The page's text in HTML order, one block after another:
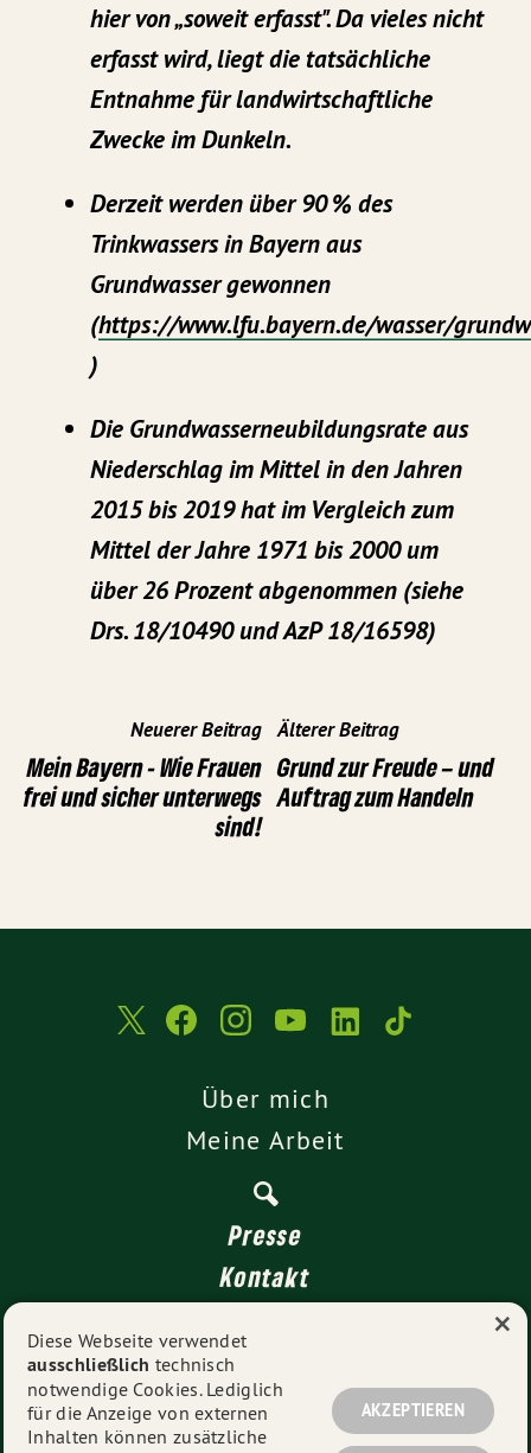
hier von „soweit erfasst". Da vieles nicht
erfasst wird, liegt die tatsächliche
Entnahme für landwirtschaftliche
Zwecke im Dunkeln.
Derzeit werden über 90 % des
Trinkwassers in Bayern aus
Grundwasser gewonnen
(https://www.lfu.bayern.de/wasser/
)
Die Grundwasserneubildungsrate aus
Niederschlag im Mittel in den Jahren
2015 bis 2019 hat im Vergleich zum
Mittel der Jahre 1971 bis 2000 um
über 26 Prozent abgenommen (siehe
Drs. 18/10490 und AzP 18/16598)
Neuerer Beitrag
Mein Bayern - Wie Frauen
frei und sicher unterwegs
sind!
Älterer Beitrag
Grund zur Freude – und
Auftrag zum Handeln
Über mich
Meine Arbeit
Presse
Kontakt
Impressum
Datenschutz
Diese Webseite verwendet
ausschließlich technisch
notwendige Cookies. Lediglich
für die Anzeige von externen
Inhalten können zusätzliche
AKZEPTIEREN
×